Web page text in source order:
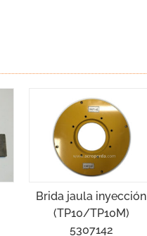
Brida jaula inyección
(TP10/TP10M)
5307142